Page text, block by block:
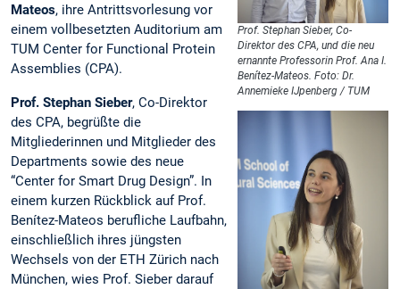
Prof. Stephan Sieber, Co-
Direktor des CPA, und die neu
ernannte Professorin Prof. Ana I.
Benítez-Mateos. Foto: Dr.
Annemieke IJpenberg / TUM
Mateos, ihre Antrittsvorlesung vor
einem vollbesetzten Auditorium am
TUM Center for Functional Protein
Assemblies (CPA).
Prof. Stephan Sieber, Co-Direktor
des CPA, begrüßte die
Mitgliederinnen und Mitglieder des
Departments sowie des neue
“Center for Smart Drug Design”. In
einem kurzen Rückblick auf Prof.
Benítez-Mateos berufliche Laufbahn,
einschließlich ihres jüngsten
Wechsels von der ETH Zürich nach
München, wies Prof. Sieber darauf